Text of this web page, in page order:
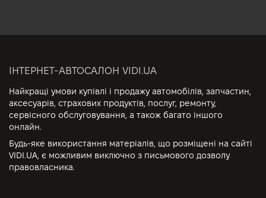
ІНТЕРНЕТ-АВТОСАЛОН VIDI.UA
Найкращі умови купівлі і продажу автомобілів, запчастин,
аксесуарів, страхових продуктів, послуг, ремонту,
сервісного обслуговування, а також багато іншого
онлайн.
Будь-яке використання матеріалів, що розміщені на сайті
VIDI.UA, є можливим виключно з письмового дозволу
правовласника.